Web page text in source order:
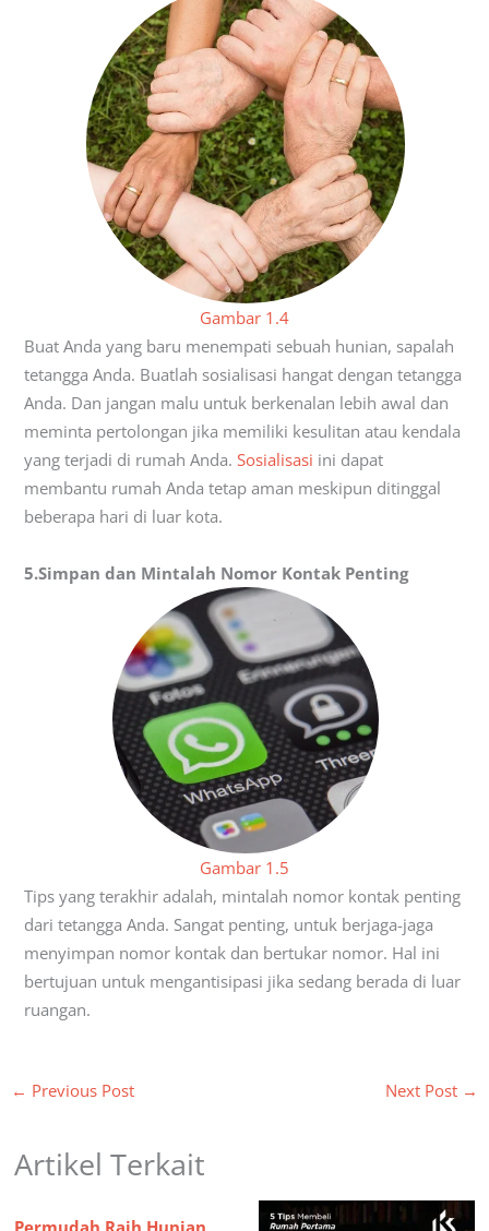
Gambar 1.4
Buat Anda yang baru menempati sebuah hunian, sapalah
tetangga Anda. Buatlah sosialisasi hangat dengan tetangga
Anda. Dan jangan malu untuk berkenalan lebih awal dan
meminta pertolongan jika memiliki kesulitan atau kendala
yang terjadi di rumah Anda.Sosialisasi ini dapat
membantu rumah Anda tetap aman meskipun ditinggal
beberapa hari di luar kota.
5.Simpan dan Mintalah Nomor Kontak Penting
Gambar 1.5
Tips yang terakhir adalah, mintalah nomor kontak penting
dari tetangga Anda. Sangat penting, untuk berjaga-jaga
menyimpan nomor kontak dan bertukar nomor. Hal ini
bertujuan untuk mengantisipasi jika sedang berada di luar
ruangan.
← Previous Post Next Post →
Artikel Terkait
Permudah Raih Hunian